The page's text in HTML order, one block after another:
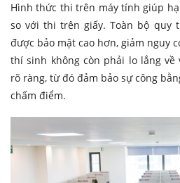
Hình thức thi trên máy tính giúp
so với thi trên giấy. Toàn bộ quy
được bảo mật cao hơn, giảm nguy
thí sinh không còn phải lo lắng về
rõ ràng, từ đó đảm bảo sự công
chấm điểm.